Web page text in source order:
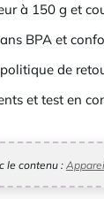
à 150 g et
BPA et
de
et test en
le contenu :